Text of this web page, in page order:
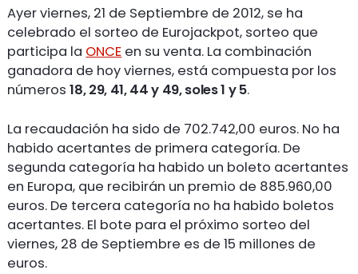
Ayer viernes, 21 de Septiembre de 2012, se ha
celebrado el sorteo de Eurojackpot, sorteo que
participa la ONCE en su venta. La combinación
ganadora de hoy viernes, está compuesta por los
números18, 29, 41, 44 y 49, soles 1 y 5.
La recaudación ha sido de 702.742,00 euros. No ha
habido acertantes de primera categoría. De
segunda categoría ha habido un boleto acertantes
en Europa, que recibirán un premio de 885.960,00
euros. De tercera categoría no ha habido boletos
acertantes. El bote para el próximo sorteo del
viernes, 28 de Septiembre es de 15 millones de
euros.